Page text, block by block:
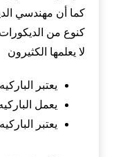
كما أن مهندسي
كنوع من الديكورات
لا يعلمها الكثيرون
يعتبر
يعمل
يعتبر